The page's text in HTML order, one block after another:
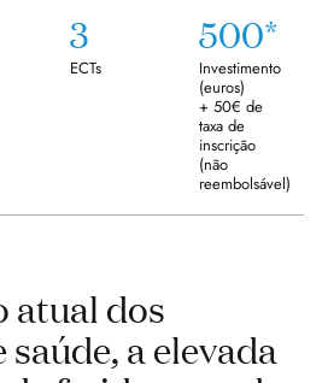
3
ECTs
500*
Investimento
(euros)
+ 50€ de
taxa de
inscrição
(não
reembolsável)
atual dos
a elevada